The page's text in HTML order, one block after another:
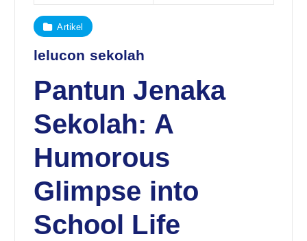
Artikel
lelucon sekolah
Pantun Jenaka
Sekolah: A
Humorous
Glimpse into
School Life